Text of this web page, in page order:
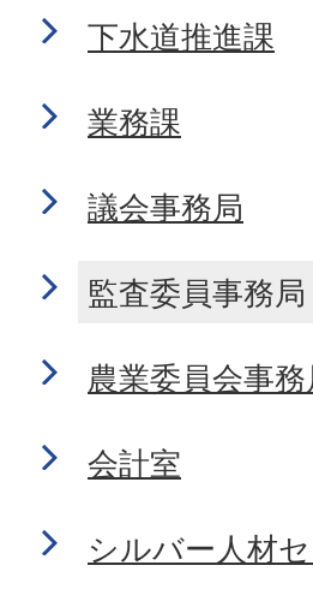
下水道推進課
業務課
議会事務局
監査委員事務局
農業委員会事務
会計室
シルバー人材